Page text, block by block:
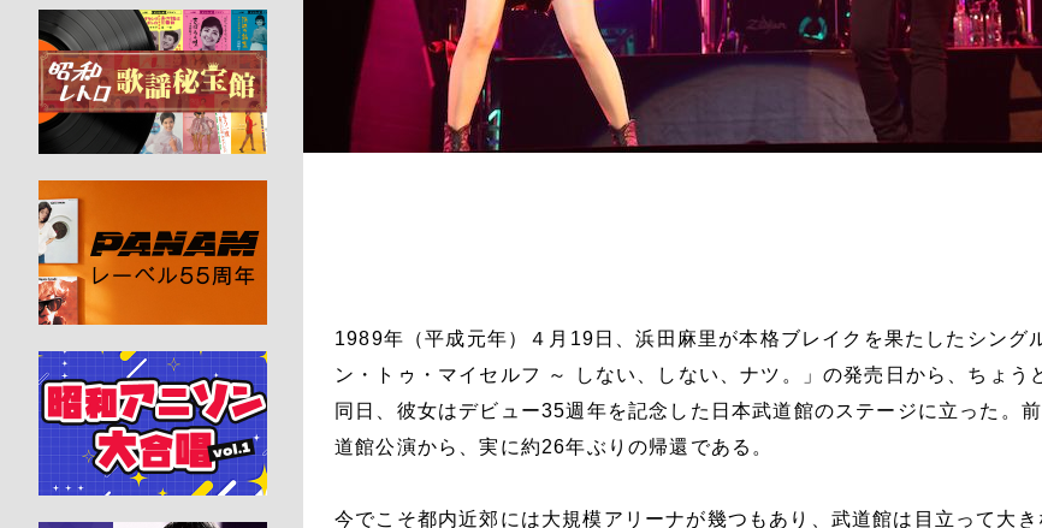
1989年（平成元年）４月19日、浜田麻里が本格ブレイクを果たしたシング
ン・トゥ・マイセルフ ～ しない、しない、ナツ。」の発売日から、ちょう
同日、彼女はデビュー35週年を記念した日本武道館のステージに立った。
道館公演から、実に約26年ぶりの帰還である。
今でこそ都内近郊には大規模アリーナが幾つもあり、武道館は目立って大き